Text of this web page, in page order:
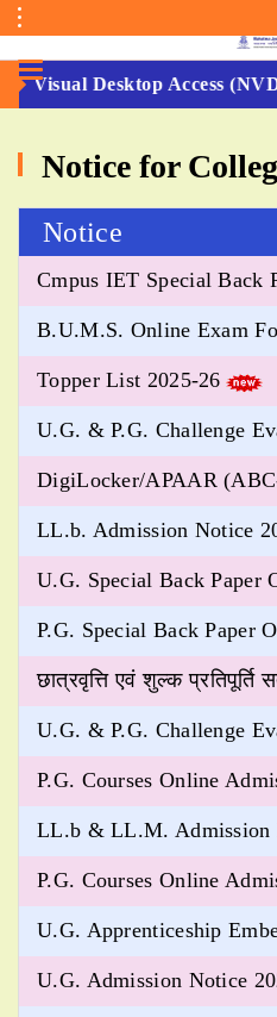
Toggle
Menu
Visual Desktop Access
1
for
5
Years
Running...
Notice for
Notice
Cmpus IET Special Back
B.U.M.S. Online Exam
Topper List 2025-26
U.G. & P.G. Challenge
DigiLocker/APAAR (ABC-
LL.b. Admission Notice
U.G. Special Back Paper
P.G. Special Back Paper
छात्रवृत्ति एवं शुल्क
U.G. & P.G. Challenge
P.G. Courses Online
LL.b & LL.M. Admission
P.G. Courses Online
U.G. Apprenticeship
U.G. Admission Notice